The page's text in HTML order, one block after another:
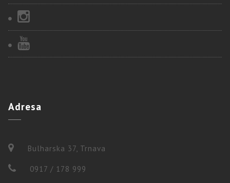
Adresa
Bulharska 37, Trnava
0917 / 178 999